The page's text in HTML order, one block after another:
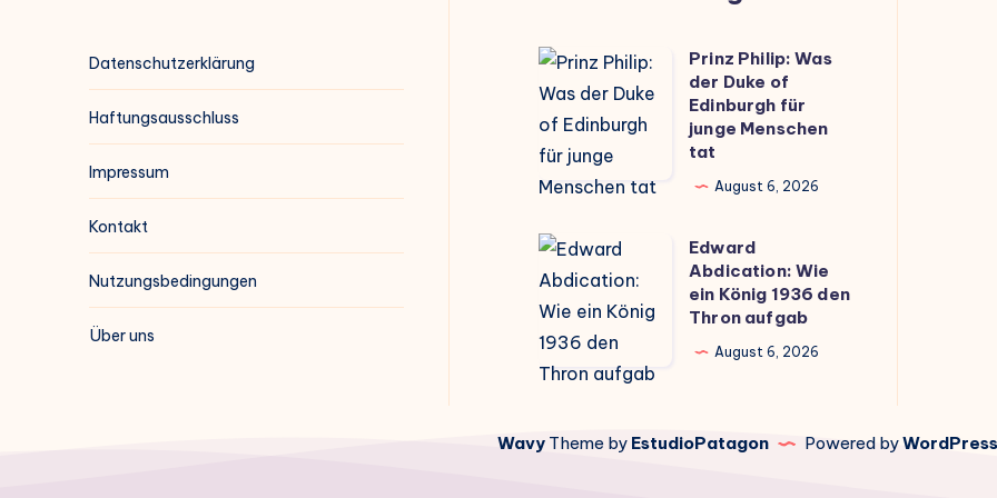
Datenschutzerklärung
Haftungsausschluss
Impressum
Kontakt
Nutzungsbedingungen
Über uns
Prinz
Philip:
Was
der
Duke
Edinburgh
für
junge
Menschen
tat
Prinz Philip: Was
der Duke of
Edinburgh für
junge Menschen
tat
August 6, 2026
Edward
Abdication:
Wie
ein
König
den
Edward
Abdication: Wie
ein König 1936 den
Thron aufgab
August 6, 2026
Wavy Theme by EstudioPatagon Powered byWordPress